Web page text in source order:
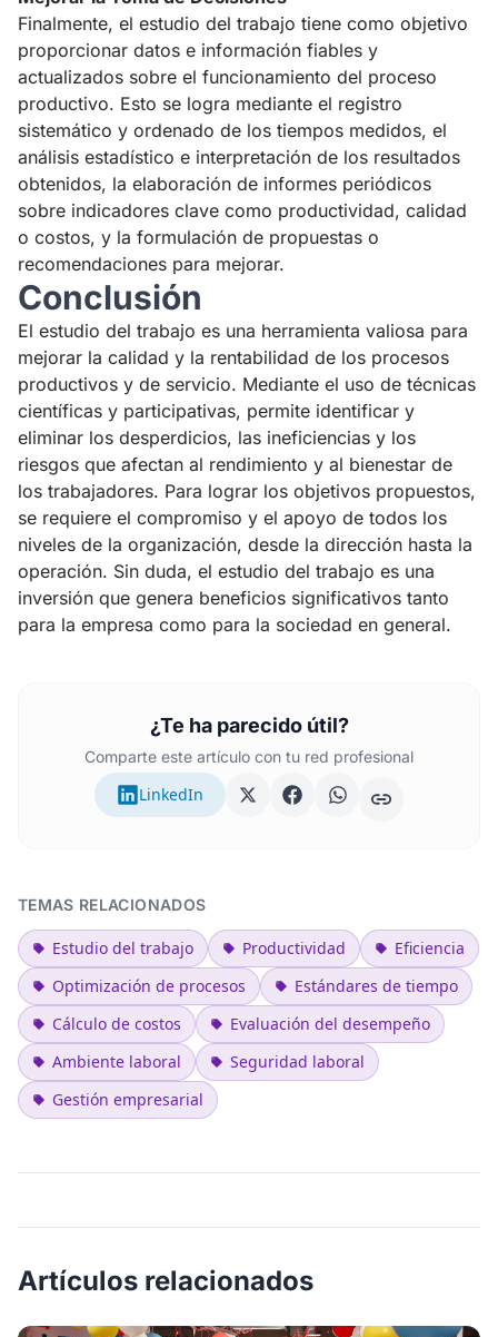
Finalmente, el estudio del trabajo tiene como objetivo
proporcionar datos e información fiables y
actualizados sobre el funcionamiento del proceso
productivo. Esto se logra mediante el registro
sistemático y ordenado de los tiempos medidos, el
análisis estadístico e interpretación de los resultados
obtenidos, la elaboración de informes periódicos
sobre indicadores clave como productividad, calidad
o costos, y la formulación de propuestas o
recomendaciones para mejorar.
Conclusión
El estudio del trabajo es una herramienta valiosa para
mejorar la calidad y la rentabilidad de los procesos
productivos y de servicio. Mediante el uso de técnicas
científicas y participativas, permite identificar y
eliminar los desperdicios, las ineficiencias y los
riesgos que afectan al rendimiento y al bienestar de
los trabajadores. Para lograr los objetivos propuestos,
se requiere el compromiso y el apoyo de todos los
niveles de la organización, desde la dirección hasta la
operación. Sin duda, el estudio del trabajo es una
inversión que genera beneficios significativos tanto
para la empresa como para la sociedad en general.
¿Te ha parecido útil?
Comparte este artículo con tu red profesional
LinkedIn
TEMAS RELACIONADOS
Estudio del trabajo Productividad
Eficiencia
Optimización de procesos
Estándares de tiempo
Cálculo de costos
Evaluación del desempeño
Ambiente laboral
Seguridad laboral
Gestión empresarial
Artículos relacionados